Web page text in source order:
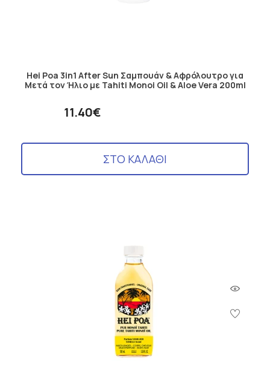
Hei Poa 3in1 After Sun Σαμπουάν & Αφρόλουτρο για
Μετά τον Ήλιο με Tahiti Monoi Oil & Aloe Vera 200ml
11.40€
ΣΤΟ ΚΑΛΑΘΙ